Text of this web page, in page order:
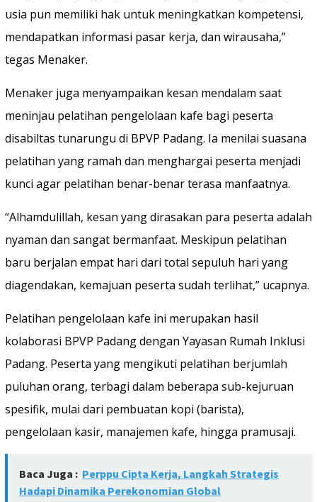
usia pun memiliki hak untuk meningkatkan kompetensi,
mendapatkan informasi pasar kerja, dan wirausaha,”
tegas Menaker.
Menaker juga menyampaikan kesan mendalam saat
meninjau pelatihan pengelolaan kafe bagi peserta
disabiltas tunarungu di BPVP Padang. Ia menilai suasana
pelatihan yang ramah dan menghargai peserta menjadi
kunci agar pelatihan benar-benar terasa manfaatnya.
“Alhamdulillah, kesan yang dirasakan para peserta adalah
nyaman dan sangat bermanfaat. Meskipun pelatihan
baru berjalan empat hari dari total sepuluh hari yang
diagendakan, kemajuan peserta sudah terlihat,” ucapnya.
Pelatihan pengelolaan kafe ini merupakan hasil
kolaborasi BPVP Padang dengan Yayasan Rumah Inklusi
Padang. Peserta yang mengikuti pelatihan berjumlah
puluhan orang, terbagi dalam beberapa sub-kejuruan
spesifik, mulai dari pembuatan kopi (barista),
pengelolaan kasir, manajemen kafe, hingga pramusaji.
Baca Juga : Perppu Cipta Kerja, Langkah Strategis
Hadapi Dinamika Perekonomian Global